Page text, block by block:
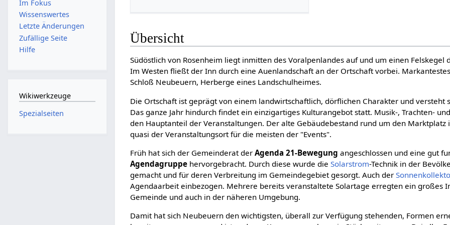
Übersicht
Südöstlich von Rosenheim liegt inmitten des Voralpenlandes auf und um einen Felskegel
Im Westen fließt der Inn durch eine Auenlandschaft an der Ortschaft vorbei.
Schloß Neubeuern, Herberge eines Landschulheimes.
Die Ortschaft ist geprägt von einem landwirtschaftlich, dörflichen Charakter und versteht
Das ganze Jahr hindurch findet ein einzigartiges Kulturangebot statt. Musik-, Trachten-
den Hauptanteil der Veranstaltungen. Der alte Gebäudebestand rund um den Marktplatz
quasi der Veranstaltungsort für die meisten der "Events".
Früh hat sich der Gemeinderat derAgenda 21-Bewegung angeschlossen und eine gut
Agendagruppe hervorgebracht. Durch diese wurde dieSolarstrom-Technik in der
gemacht und für deren Verbreitung im Gemeindegebiet gesorgt. Auch der
Agendaarbeit einbezogen. Mehrere bereits veranstaltete Solartage erregten ein großes
Gemeinde und auch in der näheren Umgebung.
Damit hat sich Neubeuern den wichtigsten, überall zur Verfügung stehenden, Formen
Im Fokus
Wissenswertes
Letzte Änderungen
Zufällige Seite
Hilfe
Wikiwerkzeuge
Spezialseiten